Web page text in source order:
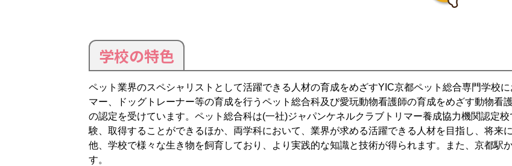
学校の特色
ペット業界のスペシャリストとして活躍できる人材の育成をめざすYIC京都ペット総合専門学校
マー、ドッグトレーナー等の育成を行うペット総合科及び愛玩動物看護師の育成をめざす動物看
の認定を受けています。ペット総合科は(一社)ジャパンケネルクラブトリマー養成協力機関認定
験、取得することができるほか、両学科において、業界が求める活躍できる人材を目指し、将来
他、学校で様々な生き物を飼育しており、より実践的な知識と技術が得られます。また、京都駅
す。